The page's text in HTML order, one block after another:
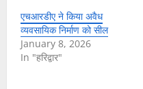
एचआरडीए ने किया अवैध
व्यवसायिक निर्माण को सील
January 8, 2026
In "हरिद्वार"